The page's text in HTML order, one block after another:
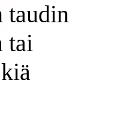
taudin
tai